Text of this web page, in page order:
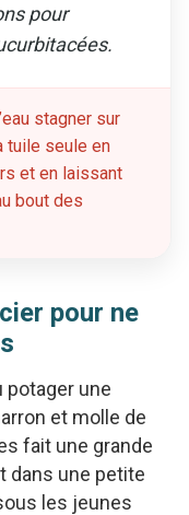
pour
stagner sur
tuile seule en
et en laissant
bout des
pour ne
potager une
et molle de
fait une grande
dans une petite
les jeunes